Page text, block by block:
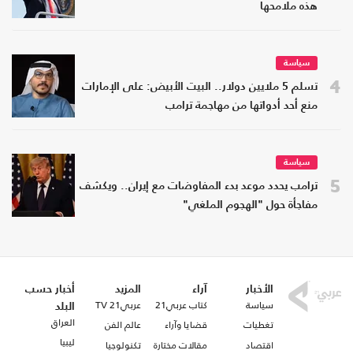
هذه ملامحها
4
سياسة
تسلم 5 ملايين دولار.. البيت الأبيض: على الإمارات
منع أحد أدواتها من مهاجمة ترامب
5
سياسة
ترامب يحدد موعد بدء المفاوضات مع إيران.. ويكشف
مفاجأة حول "الهجوم الملغي"
الأخبار
سياسة
تغطيات
اقتصاد
آراء
كتاب عربي21
قضايا وآراء
مقالات مختارة
المزيد
عربي21 TV
عالم الفن
تكنولوجيا
أخبار حسب
البلد
العراق
ليبيا